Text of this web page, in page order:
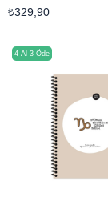
₺329,90
4 Al 3 Öde